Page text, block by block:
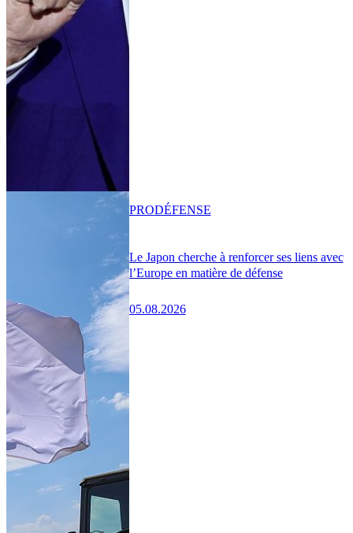
Le Japon cherche à renforcer ses liens avec
l’Europe en matière de défense
05.08.2026
PRODÉFENSE